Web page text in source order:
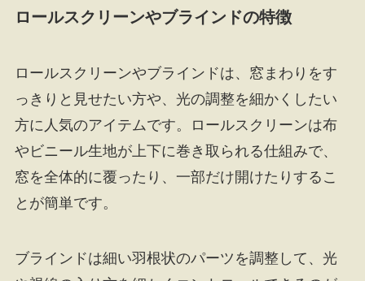
ロールスクリーンやブラインドの特徴
ロールスクリーンやブラインドは、窓まわりをす
っきりと見せたい方や、光の調整を細かくしたい
方に人気のアイテムです。ロールスクリーンは布
やビニール生地が上下に巻き取られる仕組みで、
窓を全体的に覆ったり、一部だけ開けたりするこ
とが簡単です。
ブラインドは細い羽根状のパーツを調整して、光